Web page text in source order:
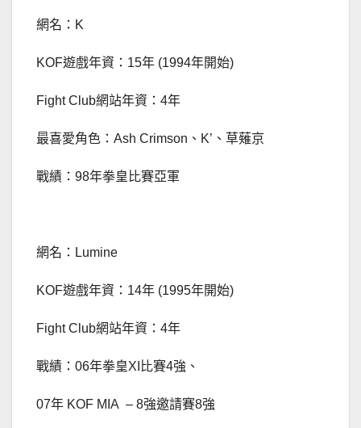
網名：K
KOF遊戲年資：15年 (1994年開始)
Fight Club網站年資：4年
最喜愛角色：Ash Crimson、K’、草薙京
戰績：98年拳皇比賽亞軍
網名：Lumine
KOF遊戲年資：14年 (1995年開始)
Fight Club網站年資：4年
戰績：06年拳皇XI比賽4強、
07年 KOF MIA – 8強邀請賽8強